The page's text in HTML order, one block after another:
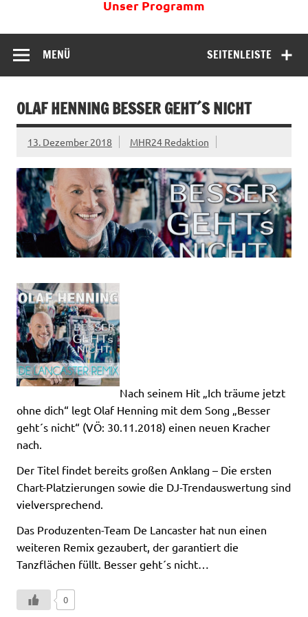
Unser Programm
SEITENLEISTE
MENÜ
OLAF HENNING BESSER GEHT´S NICHT
13. Dezember 2018 MHR24 Redaktion
Nach seinem Hit „Ich träume jetzt
ohne dich“ legt Olaf Henning mit dem Song „Besser
geht´s nicht“ (VÖ: 30.11.2018) einen neuen Kracher
nach.
Der Titel findet bereits großen Anklang – Die ersten
Chart-Platzierungen sowie die DJ-Trendauswertung sind
vielversprechend.
Das Produzenten-Team De Lancaster hat nun einen
weiteren Remix gezaubert, der garantiert die
Tanzflächen füllt. Besser geht´s nicht…
0